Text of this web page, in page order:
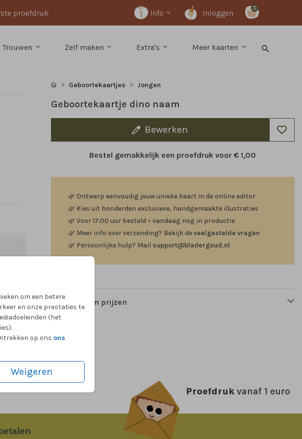
proefdruk Info Inloggen
0
Trouwen Zelf maken Extra's Meer kaarten
om een betere
en onze prestaties te
(het
op ons ons
Weigeren
Geboortekaartjes Jongen
Geboortekaartje dino naam
Bewerken
Bestel gemakkelijk een proefdruk voor€ 1,00
🌿 Ontwerp eenvoudig jouw unieke kaart in de online editor
🌿 Kies uit honderden exclusieve, handgemaakte illustraties
🌿 Voor 17:00 uur besteld = vandaag nog in productie
🌿 Meer info over verzending? Bekijk deveelgestelde vragen
🌿 Persoonlijke hulp? Mail support@bladergoud.nl
Formaten en prijzen
Proefdruk vanaf 1 euro